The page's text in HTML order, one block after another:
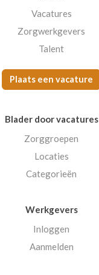
Vacatures
Zorgwerkgevers
Talent
Plaats een vacature
Blader door vacatures
Zorggroepen
Locaties
Categorieën
Werkgevers
Inloggen
Aanmelden